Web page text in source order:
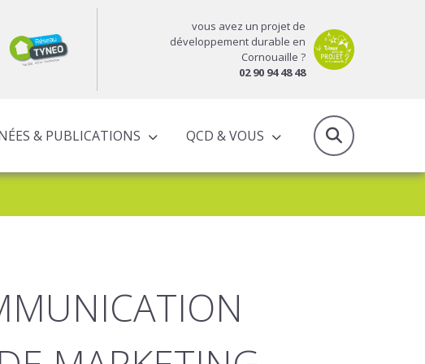
vous avez un projet de
développement durable en
Cornouaille ?
02 90 94 48 48
& PUBLICATIONS QCD & VOUS